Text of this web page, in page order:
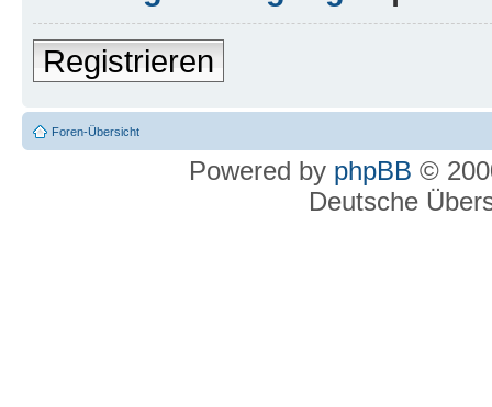
Registrieren
Foren-Übersicht
Powered by phpBB ©
Deutsche